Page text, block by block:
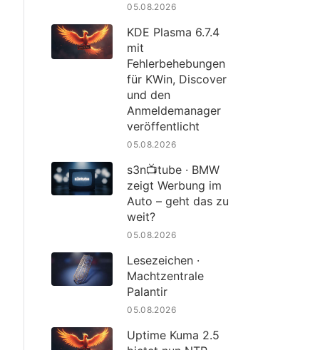
05.08.2026
KDE Plasma 6.7.4
mit
Fehlerbehebungen
für KWin, Discover
und den
Anmeldemanager
veröffentlicht
05.08.2026
s3n📺tube · BMW
zeigt Werbung im
Auto – geht das zu
weit?
05.08.2026
Lesezeichen ·
Machtzentrale
Palantir
05.08.2026
Uptime Kuma 2.5